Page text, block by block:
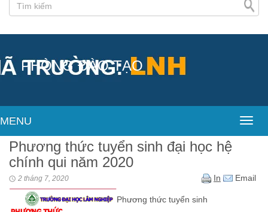
PHÒNG ĐÀO TẠO
MENU
Phương thức tuyển sinh đại học hệ
chính qui năm 2020
2 tháng 7, 2020 In Email
Phương thức tuyển sinh